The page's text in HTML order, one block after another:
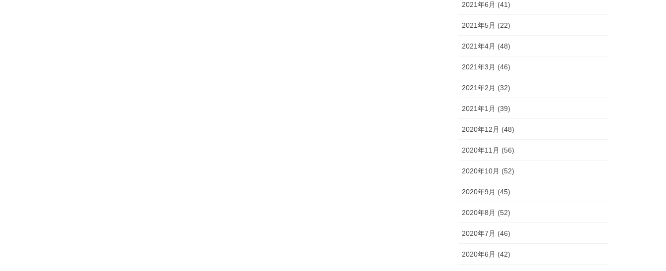
2021年6月 (41)
2021年5月 (22)
2021年4月 (48)
2021年3月 (46)
2021年2月 (32)
2021年1月 (39)
2020年12月 (48)
2020年11月 (56)
2020年10月 (52)
2020年9月 (45)
2020年8月 (52)
2020年7月 (46)
2020年6月 (42)